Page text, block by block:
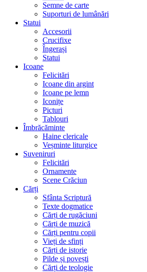
Semne de carte
Suporturi de lumânări
Statui
Accesorii
Crucifixe
Îngerași
Statui
Icoane
Felicitări
Icoane din argint
Icoane pe lemn
Iconițe
Picturi
Tablouri
Îmbrăcăminte
Haine clericale
Veșminte liturgice
Suveniruri
Felicitări
Ornamente
Scene Crăciun
Cărți
Sfânta Scriptură
Texte dogmatice
Cărți de rugăciuni
Cărți de muzică
Cărți pentru copii
Vieți de sfinți
Cărți de istorie
Pilde și povești
Cărți de teologie